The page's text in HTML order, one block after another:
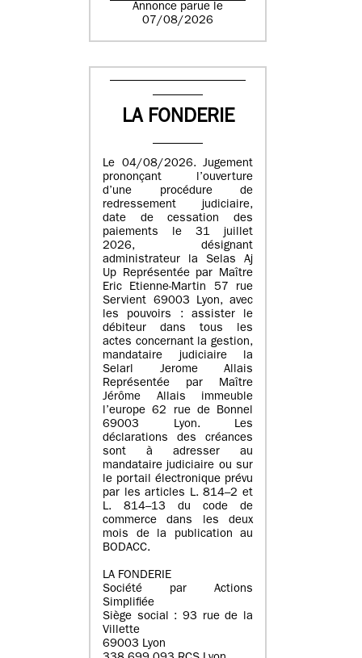
Annonce parue le
07/08/2026
LA FONDERIE
Le 04/08/2026. Jugement
prononçant l’ouverture
d’une procédure de
redressement judiciaire,
date de cessation des
paiements le 31 juillet
2026, désignant
administrateur la Selas Aj
Up Représentée par Maître
Eric Etienne-Martin 57 rue
Servient 69003 Lyon, avec
les pouvoirs : assister le
débiteur dans tous les
actes concernant la gestion,
mandataire judiciaire la
Selarl Jerome Allais
Représentée par Maître
Jérôme Allais immeuble
l’europe 62 rue de Bonnel
69003 Lyon. Les
déclarations des créances
sont à adresser au
mandataire judiciaire ou sur
le portail électronique prévu
par les articles L. 814–2 et
L. 814–13 du code de
commerce dans les deux
mois de la publication au
BODACC.
LA FONDERIE
Société par Actions
Simplifiée
Siège social : 93 rue de la
Villette
69003 Lyon